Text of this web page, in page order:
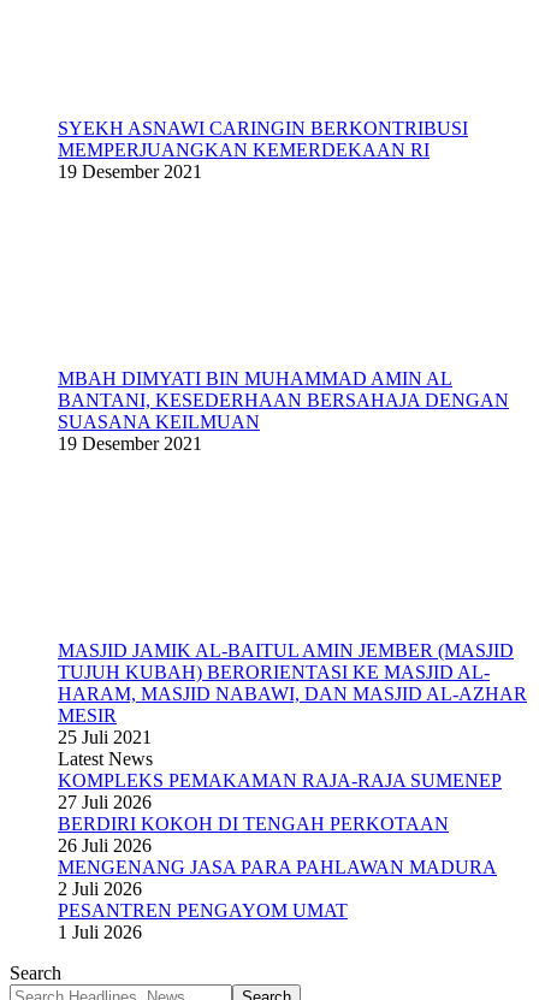
SYEKH ASNAWI CARINGIN BERKONTRIBUSI
MEMPERJUANGKAN KEMERDEKAAN RI
19 Desember 2021
MBAH DIMYATI BIN MUHAMMAD AMIN AL
BANTANI, KESEDERHAAN BERSAHAJA DENGAN
SUASANA KEILMUAN
19 Desember 2021
MASJID JAMIK AL-BAITUL AMIN JEMBER (MASJID
TUJUH KUBAH) BERORIENTASI KE MASJID AL-
HARAM, MASJID NABAWI, DAN MASJID AL-AZHAR
MESIR
25 Juli 2021
Latest News
KOMPLEKS PEMAKAMAN RAJA-RAJA SUMENEP
27 Juli 2026
BERDIRI KOKOH DI TENGAH PERKOTAAN
26 Juli 2026
MENGENANG JASA PARA PAHLAWAN MADURA
2 Juli 2026
PESANTREN PENGAYOM UMAT
1 Juli 2026
Search